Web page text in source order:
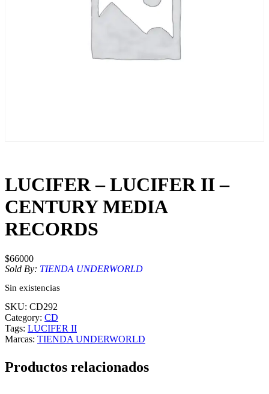
LUCIFER – LUCIFER II –
CENTURY MEDIA
RECORDS
$66000
Sold By: TIENDA UNDERWORLD
Sin existencias
SKU: CD292
Category: CD
Tags: LUCIFER II
Marcas: TIENDA UNDERWORLD
Productos relacionados